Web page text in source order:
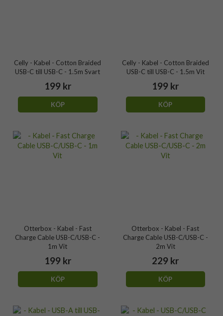
Celly - Kabel - Cotton Braided
USB-C till USB-C - 1.5m Svart
199 kr
KÖP
Celly - Kabel - Cotton Braided
USB-C till USB-C - 1.5m Vit
199 kr
KÖP
Otterbox - Kabel - Fast
Charge Cable USB-C/USB-C -
1m Vit
199 kr
KÖP
Otterbox - Kabel - Fast
Charge Cable USB-C/USB-C -
2m Vit
229 kr
KÖP